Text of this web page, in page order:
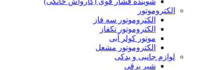
الکتروموتور
الکتروموتور سه فاز
الکتروموتور تکفاز
موتور کولر آبی
الکتروموتور مشعل
لوازم جانبی و یدکی
شیر برقی